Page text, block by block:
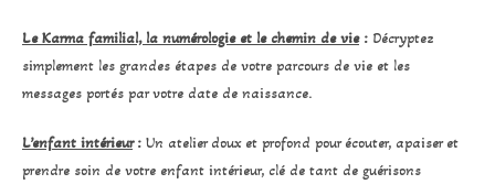
Le Karma familial, la numérologie et le chemin de vie: Décryptez
simplement les grandes étapes de votre parcours de vie et les
messages portés par votre date de naissance.
L’enfant intérieur: Un atelier doux et profond pour écouter, apaiser et
prendre soin de votre enfant intérieur, clé de tant de guérisons